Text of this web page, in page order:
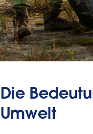
Die
Umwelt